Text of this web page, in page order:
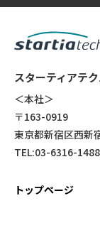
スターティアテ
＜本社＞
〒163-0919
東京都新宿区西新
TEL:03-6316-1488
トップページ